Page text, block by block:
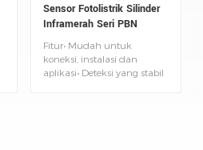
Sensor Fotolistrik Silinder
Inframerah Seri PBN
Fitur• Mudah untuk
koneksi, instalasi dan
aplikasi• Deteksi yang stabil